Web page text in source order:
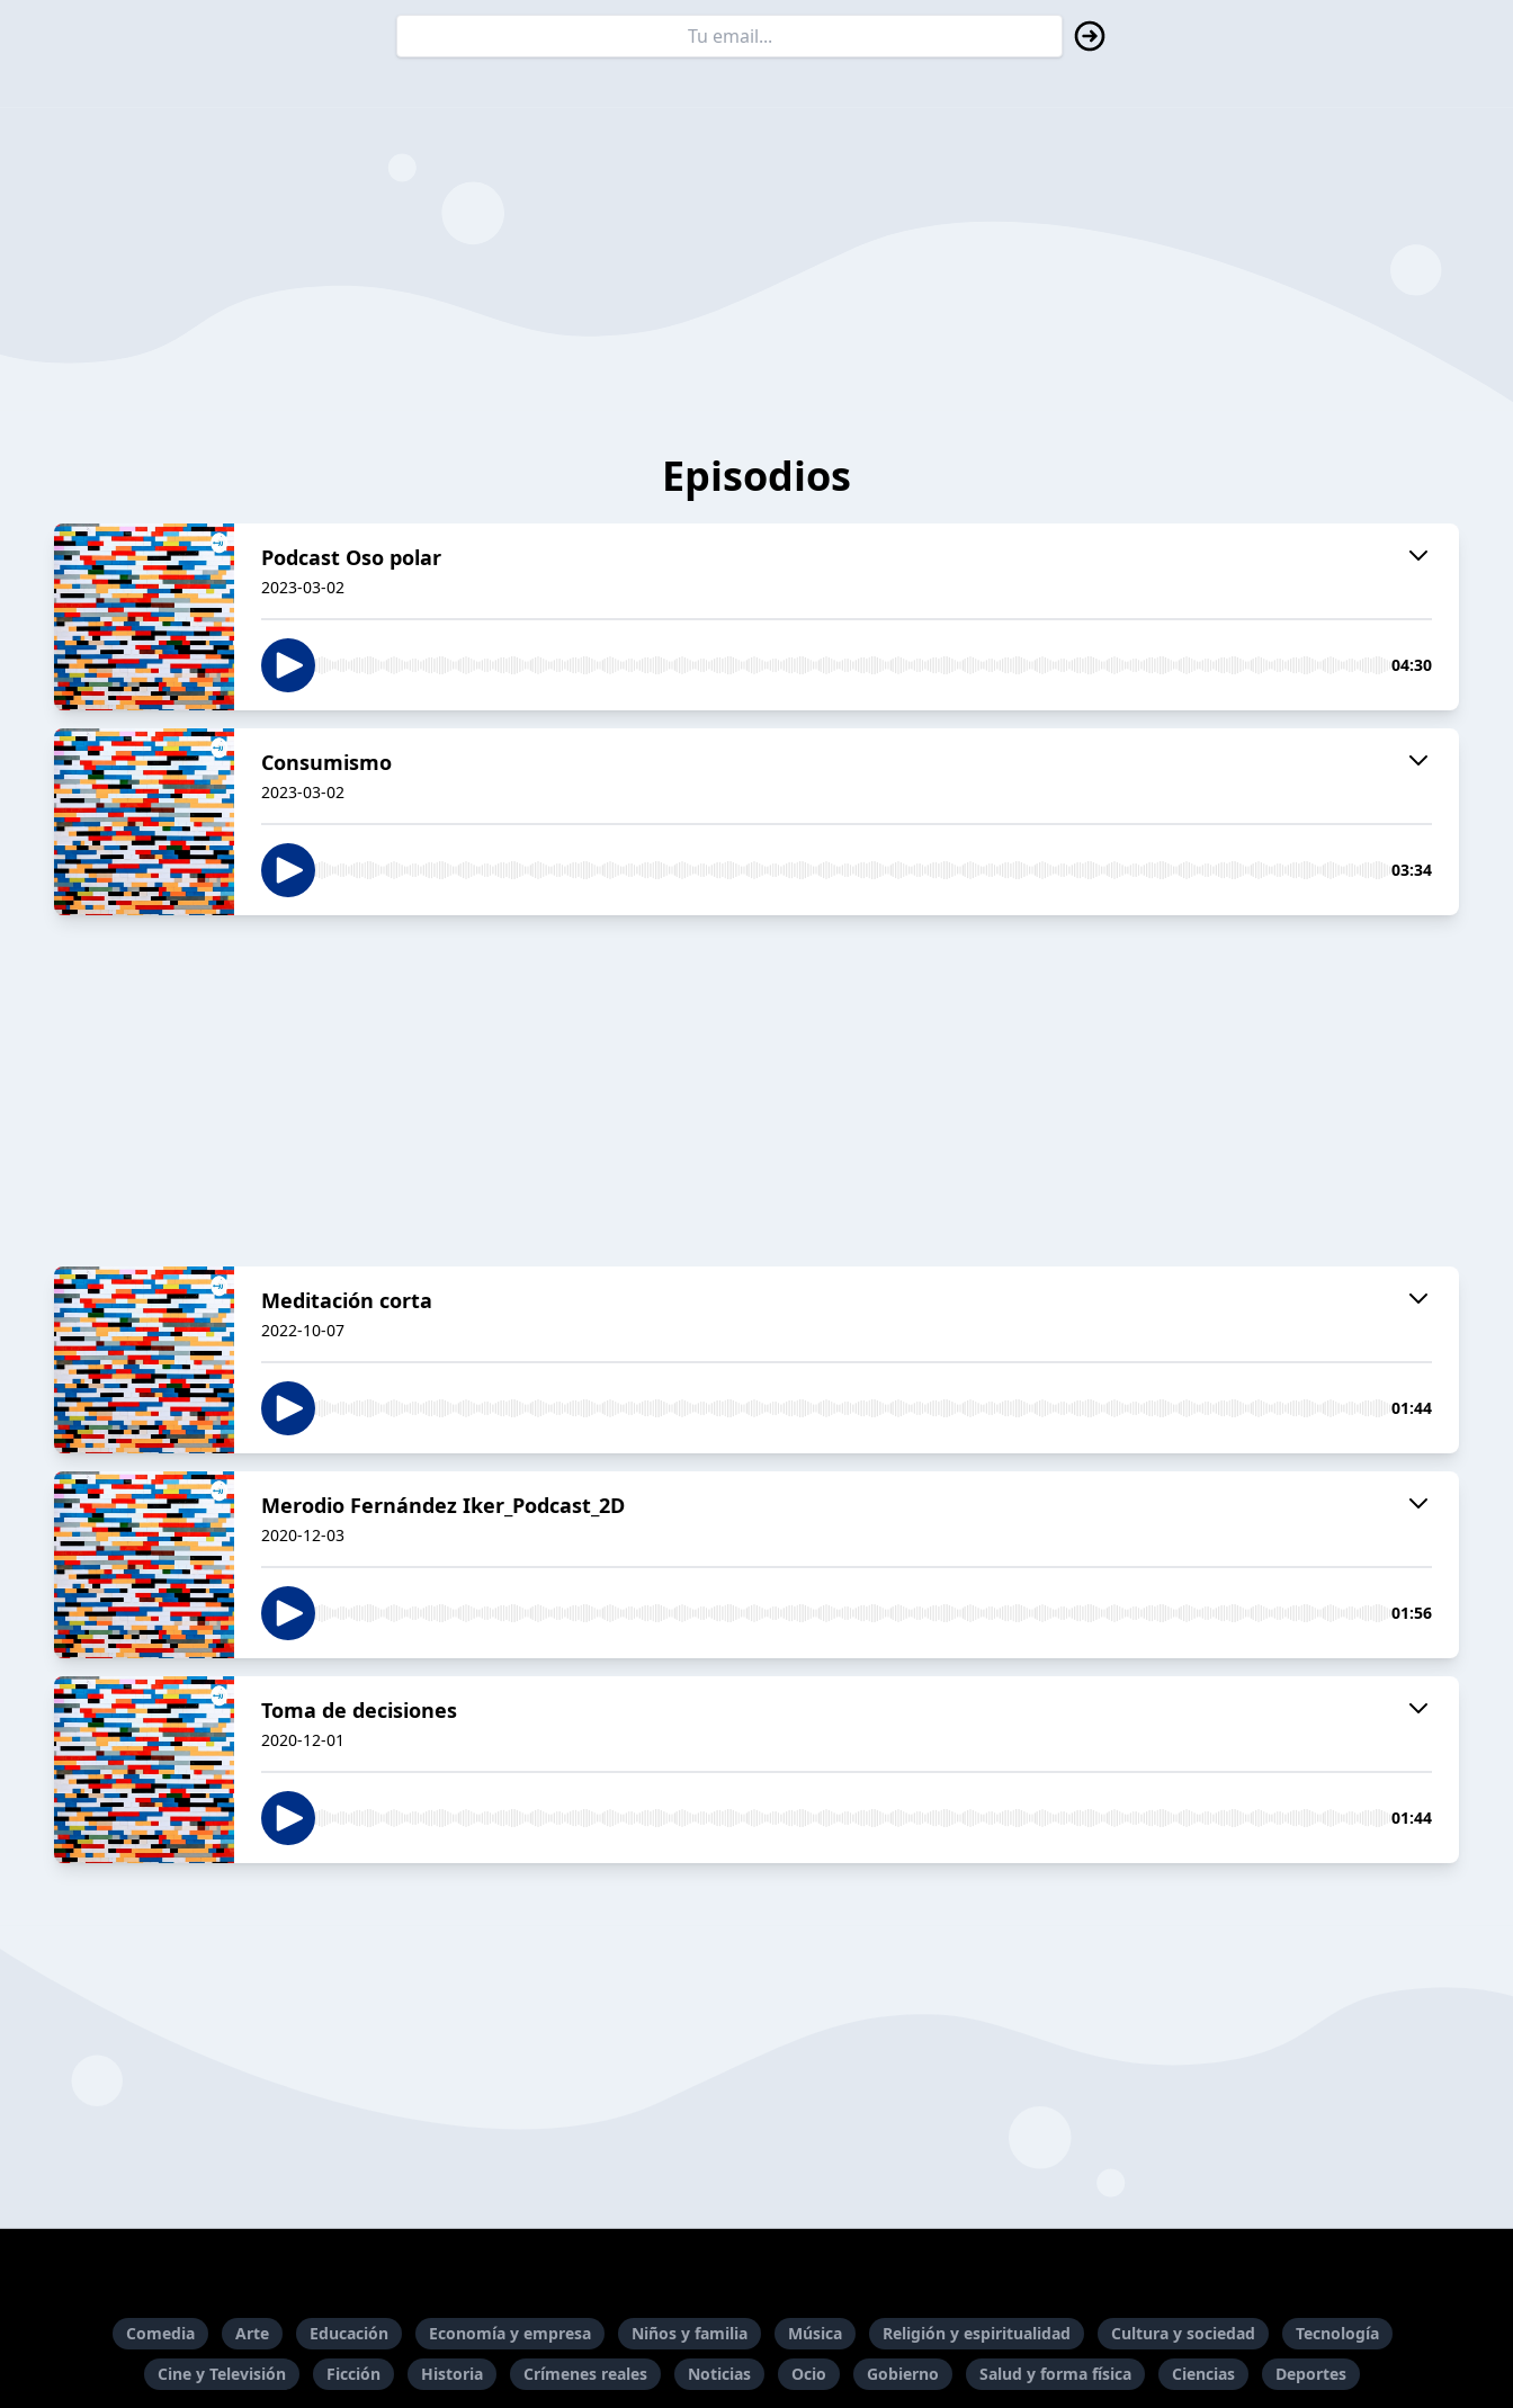
Episodios
Podcast Oso polar
2023-03-02
04:30
Consumismo
2023-03-02
03:34
Meditación corta
2022-10-07
01:44
Merodio Fernández Iker_Podcast_2D
2020-12-03
01:56
Toma de decisiones
2020-12-01
01:44
Comedia Arte Educación Economía y empresa Niños y familia Música Religión y espiritualidad Cultura y sociedad
Tecnología
Cine y Televisión
Ficción Historia Crímenes reales Noticias Ocio Gobierno Salud y forma física Ciencias Deportes